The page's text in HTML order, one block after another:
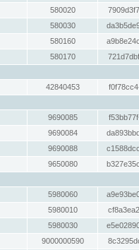
580020
580030
580160
580170
42840453
9690085
9690084
9690088
9650080
5980060
5980010
5980030
9000000590